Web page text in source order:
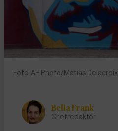
Foto: AP Photo/Matias Delacroix
Bella Frank
Chefredaktör